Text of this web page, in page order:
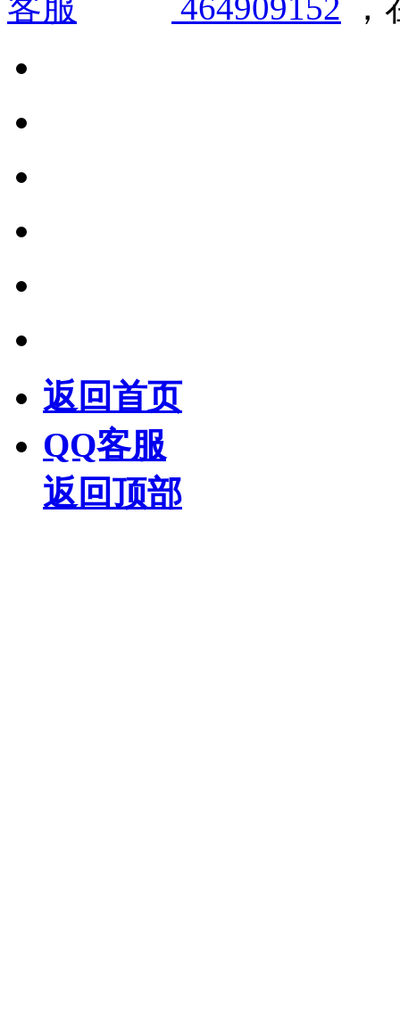
返回首页
QQ客服
返回顶部